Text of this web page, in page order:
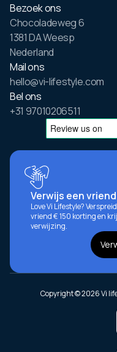
Bezoek ons
Chocoladeweg 6
1381 DA Weesp
Nederland
Mail ons
hello@vi-lifestyle.com
Bel ons
+31 97010206511
Verwijs een
Love Vi Lifestyle?
vriend € 150 korting en
verwijzing.
Copyright © 2026 Vi